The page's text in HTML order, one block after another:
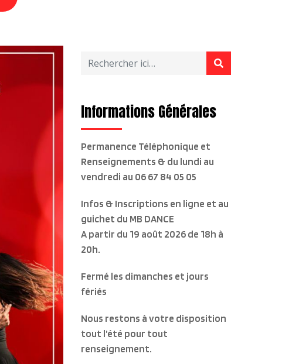
Informations Générales
Permanence Téléphonique et
Renseignements & du lundi au
vendredi au 06 67 84 05 05
Infos & Inscriptions en ligne et au
guichet du MB DANCE
A partir du 19 août 2026 de 18h à
20h.
Fermé les dimanches et jours
fériés
Nous restons à votre disposition
tout l’été pour tout
renseignement.